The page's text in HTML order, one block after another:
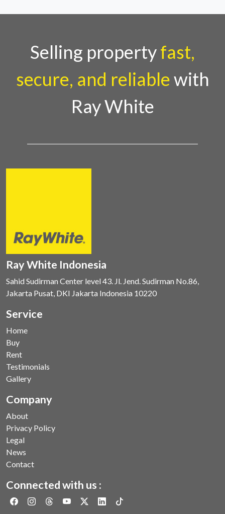
Selling propertyfast,
secure, and reliablewith
Ray White
Ray White Indonesia
Sahid Sudirman Center level 43. Jl. Jend. Sudirman No.86,
Jakarta Pusat, DKI Jakarta Indonesia 10220
Service
Home
Buy
Rent
Testimonials
Gallery
Company
About
Privacy Policy
Legal
News
Contact
Connected with us :